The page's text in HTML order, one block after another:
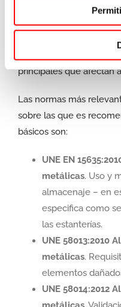
Junto con la formación
relacionados con la
relevante incluir en la
principales que afectan
Las normas más
sobre las que es
básicos son:
UNE EN
metálicas. Uso y
almacenaje – en
especifica como
las estanterías.
UNE 58013:2010
metálicas.
elementos
UNE 58014:2012